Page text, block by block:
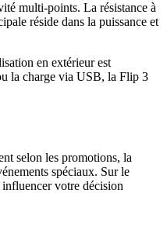
multi-points. La résistance à
réside dans la puissance et
en extérieur est
la charge via USB, la Flip 3
selon les promotions, la
spéciaux. Sur le
votre décision